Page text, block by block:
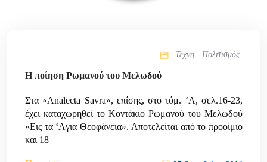
Τέχνη - Πολιτισμός
Η ποίηση Ρωμανού του Μελωδού
Στα «Analecta Savra», επίσης, στο τόμ. ‘A, σελ.16-23,
έχει καταχωρηθεί το Κοντάκιο Ρωμανού του Μελωδού
«Εις τα ‘Aγια Θεοφάνεια». Αποτελείται από το προοίμιο
και 18